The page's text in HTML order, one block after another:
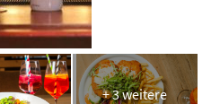
+ 3 weitere